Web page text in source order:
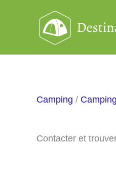
Camping /
Contacter et